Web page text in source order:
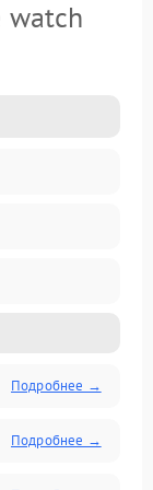
watch
Подробнее →
Подробнее →